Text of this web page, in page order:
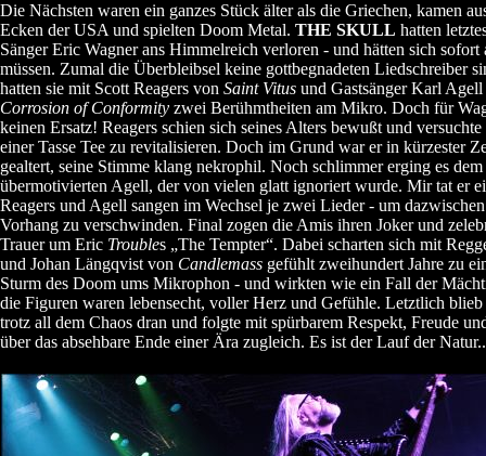
Die Nächsten waren ein ganzes Stück älter als die Griechen, kamen
Ecken der USA und spielten Doom Metal. THE SKULL hatten
Sänger Eric Wagner ans Himmelreich verloren - und hätten sich sofort
müssen. Zumal die Überbleibsel keine gottbegnadeten Liedschreiber
hatten sie mit Scott Reagers von Saint Vitus und Gastsänger Karl
Corrosion of Conformity zwei Berühmtheiten am Mikro. Doch für
keinen Ersatz! Reagers schien sich seines Alters bewußt und
einer Tasse Tee zu revitalisieren. Doch im Grund war er in kürzester
gealtert, seine Stimme klang nekrophil. Noch schlimmer erging es dem
übermotivierten Agell, der von vielen glatt ignoriert wurde. Mir tat er
Reagers und Agell sangen im Wechsel je zwei Lieder - um
Vorhang zu verschwinden. Final zogen die Amis ihren Joker und
Trauer um Eric Troubles „The Tempter“. Dabei scharten sich mit
und Johan Längqvist von Candlemass gefühlt zweihundert Jahre zu
Sturm des Doom ums Mikrophon - und wirkten wie ein Fall der
die Figuren waren lebensecht, voller Herz und Gefühle. Letztlich
trotz all dem Chaos dran und folgte mit spürbarem Respekt, Freude
über das absehbare Ende einer Ära zugleich. Es ist der Lauf der